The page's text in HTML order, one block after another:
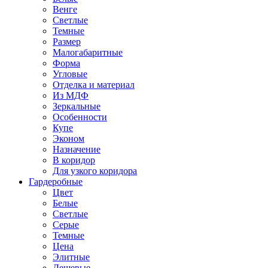
Венге
Светлые
Темные
Размер
Малогабаритные
Форма
Угловые
Отделка и материал
Из МДФ
Зеркальные
Особенности
Купе
Эконом
Назначение
В коридор
Для узкого коридора
Гардеробные
Цвет
Белые
Светлые
Серые
Темные
Цена
Элитные